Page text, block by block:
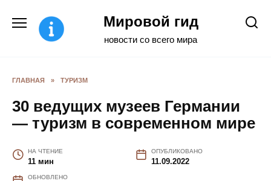
содержанию
Мировой гид
новости со всего мира
ГЛАВНАЯ » ТУРИЗМ
30 ведущих музеев Германии
— туризм в современном мире
НА ЧТЕНИЕ
11 мин
ОПУБЛИКОВАНО
11.09.2022
ОБНОВЛЕНО